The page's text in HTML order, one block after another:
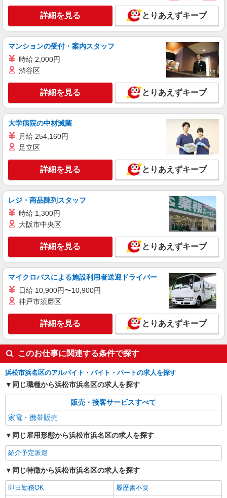
ソフトバンクプレ葉ウォーク浜北店
ソフトバンクショップの携帯販売スタッフ
月給 250,000円 〜 298,000円 固定残業代:
40,000円 〜 47,000円（26時間相当） ＊時間外手
当は時間外労働の有無にかかわらず、固定残業代
法定どおり追加で支給します。 試用期間あり 3ヶ
月 月給25万円以上 ※経験・能力による 【試用期
間】月給 217000 円 〜 217000 円
■ソフトバンクプレ葉ウォーク浜北店 静岡県
浜松市浜名区 貴布祢 1200 2階
キープ 詳細を見る
ソフトバンク販売契約社員【浜松市浜北区エリア】
月給 263,340円 〜 263,340円 試用期間なし ※
経験・能力による 【試用期間】時給 0 円 〜 0 円
■ソフトバンク販売契約社員【浜松市浜北区エ
キープ 詳細を見る
ケーズデンキ プレ葉ウォーク浜北店
家電量販店のレジ・品出し・販売スタッフ等
■ロングパートナー（週35〜40時間勤務の方）
【平日】時給1400円 【平日１７時以降】時給1450
円 【土日祝】時給1500円 ★年1回、昇給・昇格制
度あり（当社規定あり） ★上記時給はスタート時
は、しっかり昇給しています！
静岡県浜松市浜名区貴布祢1200番地
キープ 詳細を見る
詳細を見る とりあえずキープ
マンションの受付・案内スタッフ
時給 2,000円
渋谷区
詳細を見る とりあえずキープ
大学病院の中材滅菌
月給 254,160円
足立区
詳細を見る とりあえずキープ
レジ・商品陳列スタッフ
時給 1,300円
大阪市中央区
詳細を見る とりあえずキープ
マイクロバスによる施設利用者送迎ドライバー
日給 10,900円〜10,900円
神戸市須磨区
詳細を見る とりあえずキープ
このお仕事に関連する条件で探す
浜松市浜名区のアルバイト・バイト・パートの求人を探す
同じ職種から浜松市浜名区の求人を探す
販売・接客サービスすべて
家電・携帯販売
同じ雇用形態から浜松市浜名区の求人を探す
紹介予定派遣
同じ特徴から浜松市浜名区の求人を探す
即日勤務OK
履歴書不要